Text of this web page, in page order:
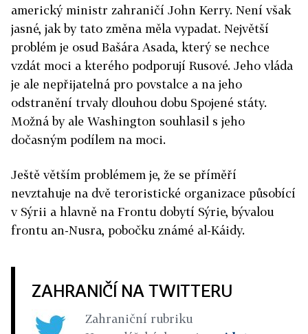
americký ministr zahraničí John Kerry. Není však
jasné, jak by tato změna měla vypadat. Největší
problém je osud Bašára Asada, který se nechce
vzdát moci a kterého podporují Rusové. Jeho vláda
je ale nepřijatelná pro povstalce a na jeho
odstranění trvaly dlouhou dobu Spojené státy.
Možná by ale Washington souhlasil s jeho
dočasným podílem na moci.
Ještě větším problémem je, že se příměří
nevztahuje na dvě teroristické organizace působící
v Sýrii a hlavně na Frontu dobytí Sýrie, bývalou
frontu an-Nusra, pobočku známé al-Káidy.
ZAHRANIČÍ NA TWITTERU
Zahraniční rubriku